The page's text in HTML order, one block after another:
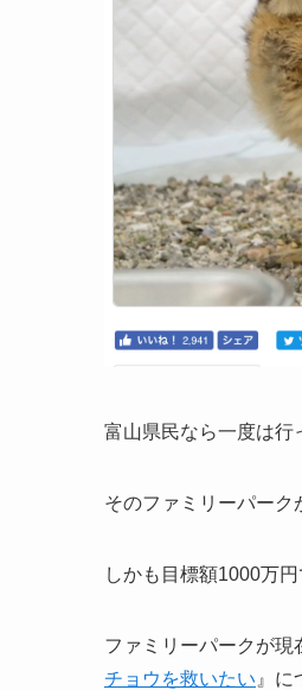
富山県民なら一度は行
そのファミリーパー
しかも目標額1000万
ファミリーパークが現
チョウを救いたい 』に